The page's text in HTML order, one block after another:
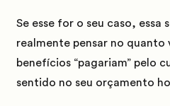
Se esse for o seu caso, essa
realmente pensar no quanto
benefícios “pagariam” pelo
sentido no seu orçamento